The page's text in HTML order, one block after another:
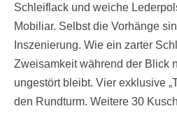
Schleiflack und weiche
Mobiliar. Selbst die Vorhänge
Inszenierung. Wie ein zarter
Zweisamkeit während der Blick
ungestört bleibt. Vier exklusive
den Rundturm. Weitere 30